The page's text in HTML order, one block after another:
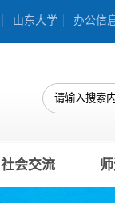
山东大学 办公信
社会交流